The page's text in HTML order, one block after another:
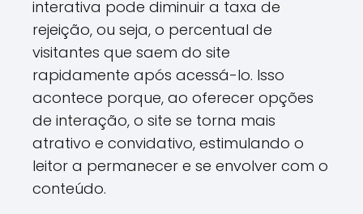
interativa pode diminuir a taxa de
rejeição, ou seja, o percentual de
visitantes que saem do site
rapidamente após acessá-lo. Isso
acontece porque, ao oferecer opções
de interação, o site se torna mais
atrativo e convidativo, estimulando o
leitor a permanecer e se envolver com o
conteúdo.